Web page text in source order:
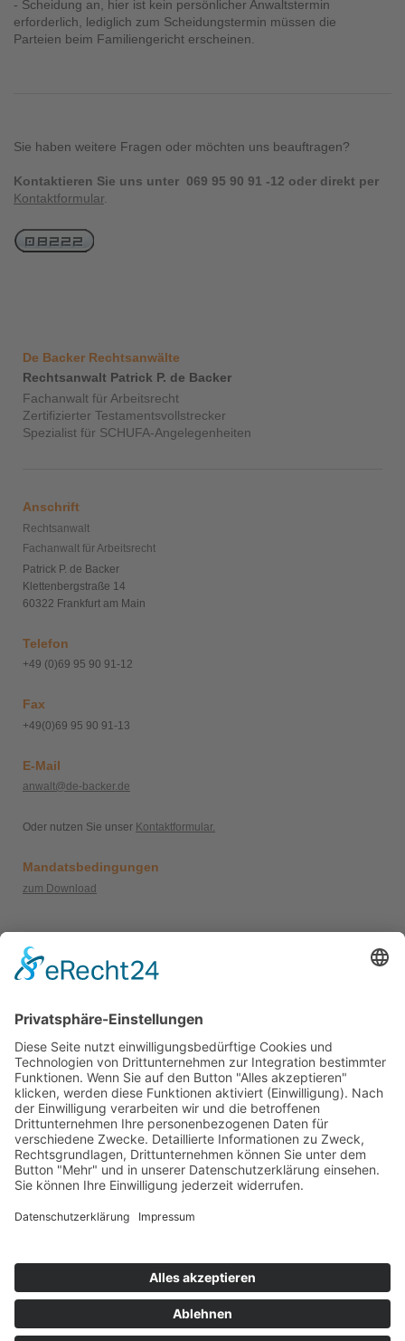
- Scheidung an, hier ist kein persönlicher Anwaltstermin
erforderlich, lediglich zum Scheidungstermin müssen die
Parteien beim Familiengericht erscheinen.
Sie haben weitere Fragen oder möchten uns beauftragen?
Kontaktieren Sie uns unter 069 95 90 91 -12 oder direkt per
Kontaktformular.
De Backer Rechtsanwälte
Rechtsanwalt Patrick P. de Backer
Fachanwalt für Arbeitsrecht
Zertifizierter Testamentsvollstrecker
Spezialist für SCHUFA-Angelegenheiten
Anschrift
Rechtsanwalt
Fachanwalt für Arbeitsrecht
Patrick P. de Backer
Klettenbergstraße 14
60322 Frankfurt am Main
Telefon
+49 (0)69 95 90 91-12
Fax
+49(0)69 95 90 91-13
E-Mail
anwalt@de-backer.de
Oder nutzen Sie unser Kontaktformular.
Mandatsbedingungen
zum Download
AKTUELLES
Bewertungen
Schauen Sie sich die Bewertungenzufriedener Mandantender Kanzlei
www.anwalt.de/de-backer an!
Herr de Backer zählt zu den
TOP-Anwälten Deutschlands!
Webseiten
Die weiteren Webseiten:
www.anwalt-gegen-auskunftei.de